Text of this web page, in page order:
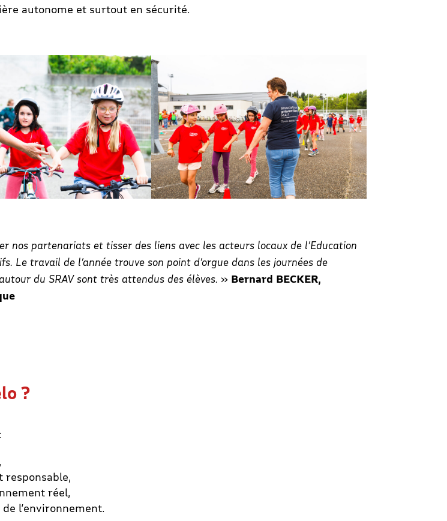
autonome et surtout en sécurité.
nos partenariats et tisser des liens avec les acteurs locaux de l’Education
Le travail de l’année trouve son point d’orgue dans les journées de
du SRAV sont très attendus des élèves. » Bernard BECKER,
?
responsable,
réel,
l’environnement.